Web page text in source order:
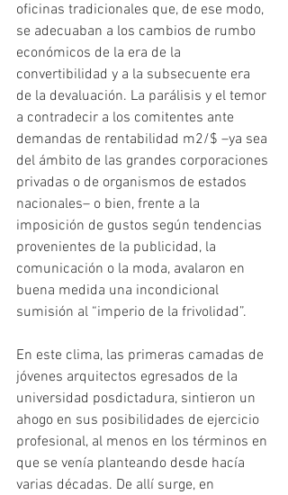
oficinas tradicionales que, de ese modo,
se adecuaban a los cambios de rumbo
económicos de la era de la
convertibilidad y a la subsecuente era
de la devaluación. La parálisis y el temor
a contradecir a los comitentes ante
demandas de rentabilidad m2/$ –ya sea
del ámbito de las grandes corporaciones
privadas o de organismos de estados
nacionales– o bien, frente a la
imposición de gustos según tendencias
provenientes de la publicidad, la
comunicación o la moda, avalaron en
buena medida una incondicional
sumisión al “imperio de la frivolidad”.
En este clima, las primeras camadas de
jóvenes arquitectos egresados de la
universidad posdictadura, sintieron un
ahogo en sus posibilidades de ejercicio
profesional, al menos en los términos en
que se venía planteando desde hacía
varias décadas. De allí surge, en